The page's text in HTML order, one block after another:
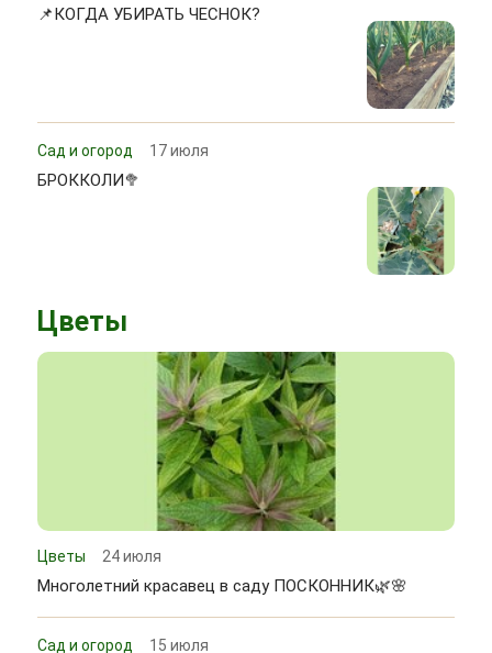
📌КОГДА УБИРАТЬ ЧЕСНОК?
Сад и огород 17 июля
БРОККОЛИ🥦
Цветы
Цветы 24 июля
Многолетний красавец в саду ПОСКОННИК🌿🌸
Сад и огород 15 июля